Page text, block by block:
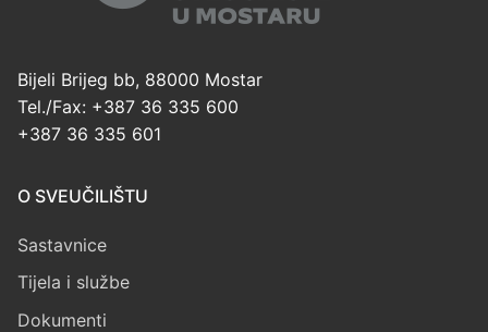
Bijeli Brijeg bb, 88000 Mostar
Tel./Fax: +387 36 335 600
+387 36 335 601
O SVEUČILIŠTU
Sastavnice
Tijela i službe
Dokumenti